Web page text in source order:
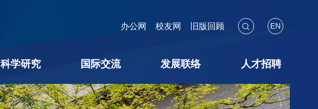
科学研究
科研进展
科研团队
平台机构
科研成果
社会服务
学术期刊
企业出题
成果转化
公用平台
学术交流
国际交流
海外见闻
国际会议
交流项目
暑期学校
发展联络
校友联络
教育基金
捐赠途径
捐赠鸣谢
捐赠用途
人才招聘
教师招聘
博后招聘
员工招聘
办公网 校友网 旧版回顾 EN